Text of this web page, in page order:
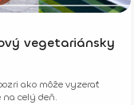
vegetariánsky
ako môže vyzerať
celý deň.